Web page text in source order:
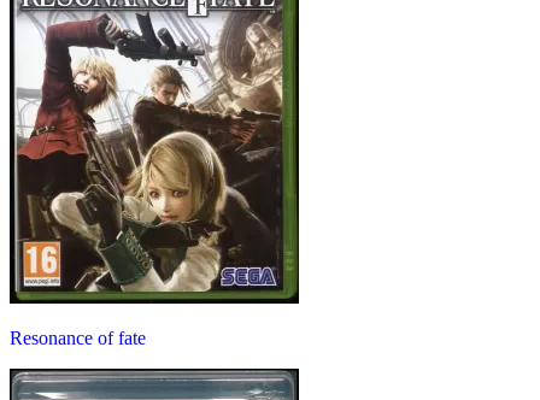
Resonance of fate